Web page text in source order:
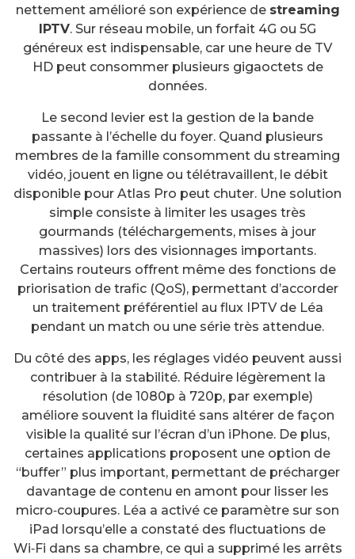
nettement amélioré son expérience de streaming
IPTV. Sur réseau mobile, un forfait 4G ou 5G
généreux est indispensable, car une heure de TV
HD peut consommer plusieurs gigaoctets de
données.
Le second levier est la gestion de la bande
passante à l’échelle du foyer. Quand plusieurs
membres de la famille consomment du streaming
vidéo, jouent en ligne ou télétravaillent, le débit
disponible pour Atlas Pro peut chuter. Une solution
simple consiste à limiter les usages très
gourmands (téléchargements, mises à jour
massives) lors des visionnages importants.
Certains routeurs offrent même des fonctions de
priorisation de trafic (QoS), permettant d’accorder
un traitement préférentiel au flux IPTV de Léa
pendant un match ou une série très attendue.
Du côté des apps, les réglages vidéo peuvent aussi
contribuer à la stabilité. Réduire légèrement la
résolution (de 1080p à 720p, par exemple)
améliore souvent la fluidité sans altérer de façon
visible la qualité sur l’écran d’un iPhone. De plus,
certaines applications proposent une option de
“buffer” plus important, permettant de précharger
davantage de contenu en amont pour lisser les
micro‑coupures. Léa a activé ce paramètre sur son
iPad lorsqu’elle a constaté des fluctuations de
Wi‑Fi dans sa chambre, ce qui a supprimé les arrêts